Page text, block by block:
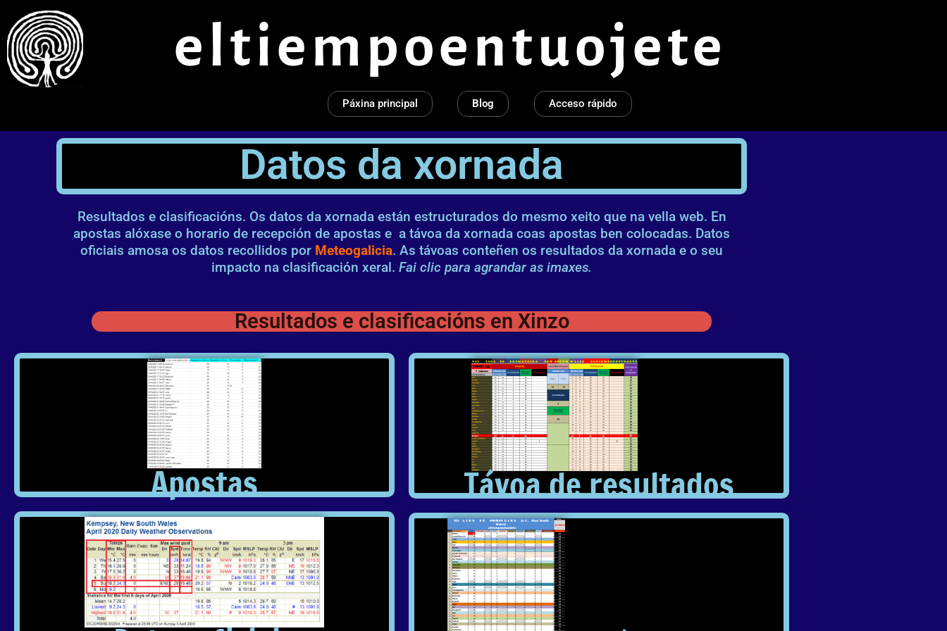
contido
eltiempoentuojete
Páxina principal Blog Acceso rápido
Datos da xornada
Resultados e clasificacións. Os datos da xornada están estructurados do mesmo xeito que na vella web. En
apostas alóxase o horario de recepción de apostas e a távoa da xornada coas apostas ben colocadas. Datos
oficiais amosa os datos recollidos por Meteogalicia. As távoas conteñen os resultados da xornada e o seu
impacto na clasificación xeral. Fai clic para agrandar as imaxes.
Resultados e clasificacións en Xinzo
Apostas Távoa de resultados